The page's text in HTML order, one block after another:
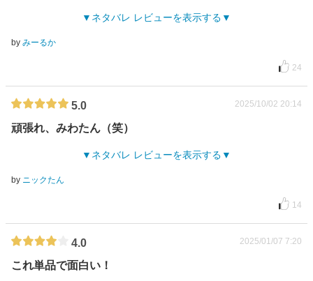
ネタバレ レビューを表示する
by みーるか
24
5.0 2025/10/02 20:14
頑張れ、みわたん（笑）
ネタバレ レビューを表示する
by ニックたん
14
4.0 2025/01/07 7:20
これ単品で面白い！